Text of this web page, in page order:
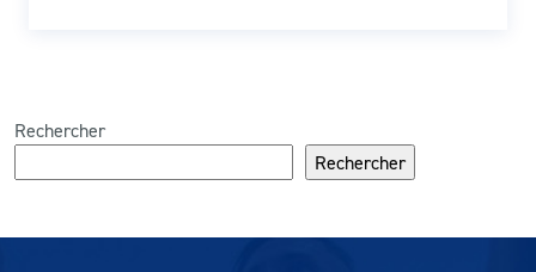
Rechercher
Rechercher